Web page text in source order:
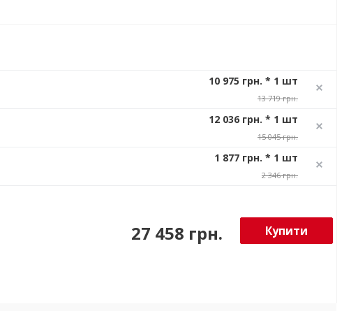
10 975 грн. * 1 шт
13 719 грн.
12 036 грн. * 1 шт
15 045 грн.
1 877 грн. * 1 шт
2 346 грн.
27 458 грн. Купити